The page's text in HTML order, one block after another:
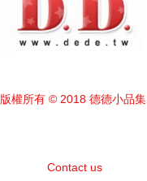
版權所有 © 2018 德德小品集.
Contact us